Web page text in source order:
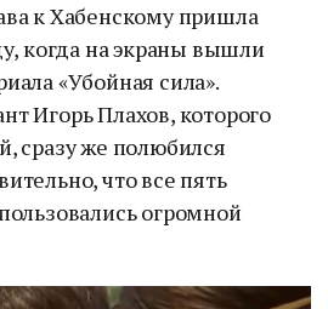
к Хабенскому пришла
когда на экраны вышли
«Убойная сила».
Игорь Плахов, которого
сразу же полюбился
что все пять
огромной